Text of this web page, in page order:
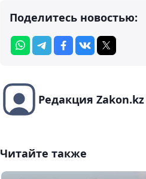
Поделитесь новостью:
Редакция Zakon.kz
Читайте также